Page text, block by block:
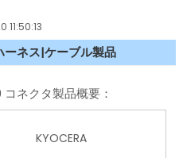
ネス|ケーブル製品
ネクタ製品概要：
KYOCERA